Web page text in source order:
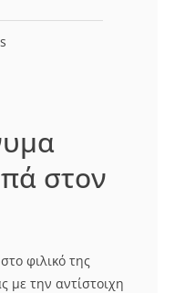
στον
φιλικό της
με την αντίστοιχη